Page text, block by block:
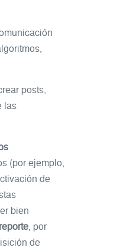
posts,
las
(por ejemplo,
de
bien
, por
de